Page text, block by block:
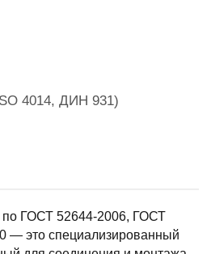
4014, ДИН 931)
ГОСТ 52644-2006, ГОСТ
— это специализированный